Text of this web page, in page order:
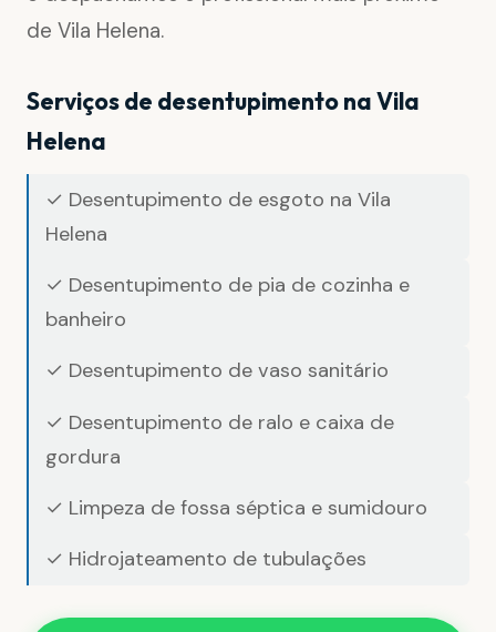
de Vila Helena.
Serviços de desentupimento na Vila
Helena
✓ Desentupimento de esgoto na Vila
Helena
✓ Desentupimento de pia de cozinha e
banheiro
✓ Desentupimento de vaso sanitário
✓ Desentupimento de ralo e caixa de
gordura
✓ Limpeza de fossa séptica e sumidouro
✓ Hidrojateamento de tubulações